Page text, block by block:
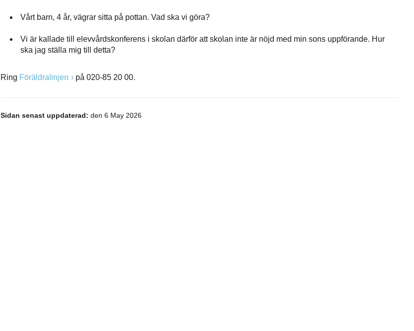
Vårt barn, 4 år, vägrar sitta på pottan. Vad ska vi göra?
Vi är kallade till elevvårdskonferens i skolan därför att skolan inte är nöjd med min sons uppförande. Hur
ska jag ställa mig till detta?
Ring Föräldralinjen på 020-85 20 00.
Sidan senast uppdaterad: den 6 May 2026